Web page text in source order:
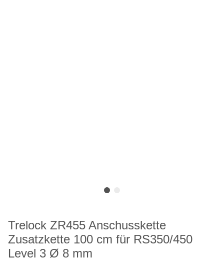
Trelock ZR455 Anschusskette
Zusatzkette 100 cm für RS350/450
Level 3 Ø 8 mm